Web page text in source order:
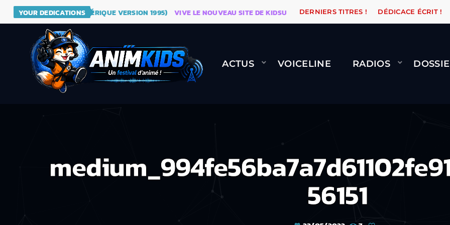
YOUR DEDICATIONS
BALL (GÉNÉRIQUE VERSION 1995) VIVE LE NOUVEAU SITE DE KIDSUNE WARÉTRO ORANGE ROAD QUI
DERNIERS TITRES ! DÉDICACE ÉCRIT !
ACTUS VOICELINE RADIOS
56151